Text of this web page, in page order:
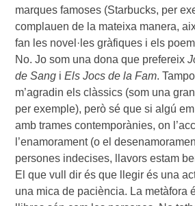
marques famoses (Starbucks, per
complauen de la mateixa manera,
fan les novel·les gràfiques i els
No. Jo som una dona que prefereix
de Sang iEls Jocs de la Fam.
m’agradin els clàssics (som una
per exemple), però sé que si algú
amb trames contemporànies, on
l’enamorament (o el
persones indecises, llavors estam
El que vull dir és que llegir és una
una mica de paciència. La metàfora